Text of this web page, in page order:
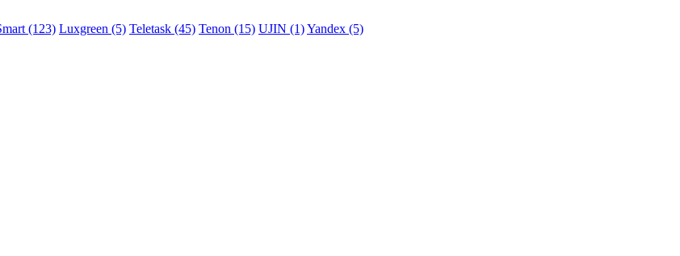
(123) Luxgreen (5) Teletask (45) Tenon (15) UJIN (1)Yandex (5)